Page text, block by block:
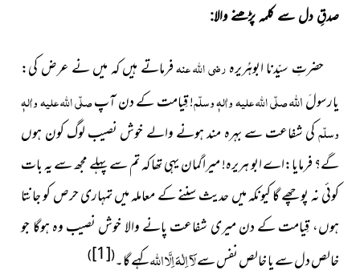
صدقِ دل سے کلمہ پڑھنے والا:
حضرتِ سیّدنا ابوہُریرہرضی اللہ عنہفرماتے ہیں کہ میں نے عرض کی:
یارسولَاللہصلّی اللہ علیہ واٰلہٖ وسلّم! قِیامت کے دن آپصلّی اللہ علیہ واٰلہٖ
وسلّمکی شفاعت سے بہرہ مند ہونے والے خوش نصیب لوگ کون ہوں
گے؟ فرمایا:اے ابو ہریرہ! میرا گمان یہی تھا کہ تم سے پہلے مجھ سے یہ بات
کوئی نہ پوچھے گا کیونکہ میں حدیث سننے کے معاملہ میں تمہاری حرص کو جانتا
ہوں، قِیامت کے دن میری شفاعت پانے والا خوش نصیب وہ ہوگا جو
خالص دل سے یا خالص نفس سےلَآ اِلٰہَ اِلَّا اللہکہے گا۔(
[1]
)